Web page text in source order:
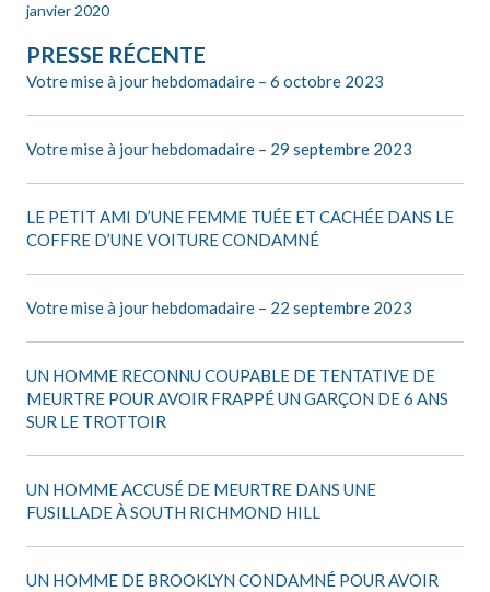
janvier 2020
PRESSE RÉCENTE
Votre mise à jour hebdomadaire – 6 octobre 2023
Votre mise à jour hebdomadaire – 29 septembre 2023
LE PETIT AMI D’UNE FEMME TUÉE ET CACHÉE DANS LE
COFFRE D’UNE VOITURE CONDAMNÉ
Votre mise à jour hebdomadaire – 22 septembre 2023
UN HOMME RECONNU COUPABLE DE TENTATIVE DE
MEURTRE POUR AVOIR FRAPPÉ UN GARÇON DE 6 ANS
SUR LE TROTTOIR
UN HOMME ACCUSÉ DE MEURTRE DANS UNE
FUSILLADE À SOUTH RICHMOND HILL
UN HOMME DE BROOKLYN CONDAMNÉ POUR AVOIR